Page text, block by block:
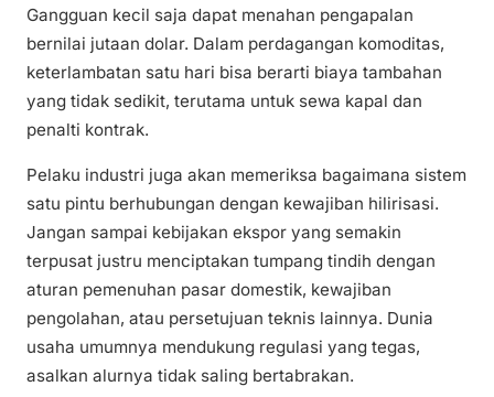
Gangguan kecil saja dapat menahan pengapalan
bernilai jutaan dolar. Dalam perdagangan komoditas,
keterlambatan satu hari bisa berarti biaya tambahan
yang tidak sedikit, terutama untuk sewa kapal dan
penalti kontrak.
Pelaku industri juga akan memeriksa bagaimana sistem
satu pintu berhubungan dengan kewajiban hilirisasi.
Jangan sampai kebijakan ekspor yang semakin
terpusat justru menciptakan tumpang tindih dengan
aturan pemenuhan pasar domestik, kewajiban
pengolahan, atau persetujuan teknis lainnya. Dunia
usaha umumnya mendukung regulasi yang tegas,
asalkan alurnya tidak saling bertabrakan.